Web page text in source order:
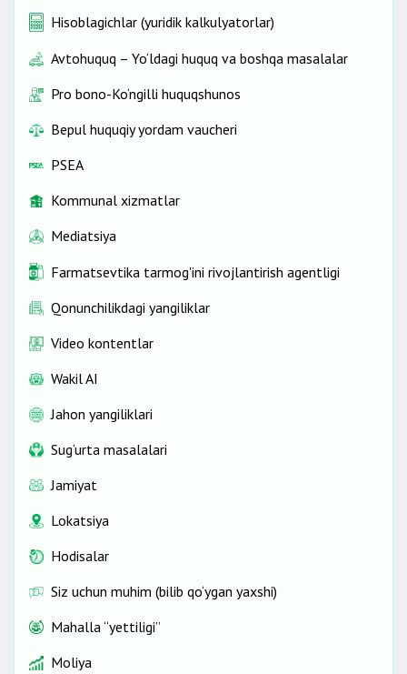
Hisoblagichlar (yuridik kalkulyatorlar)
Avtohuquq – Yo‘ldagi huquq va boshqa masalalar
Pro bono-Ko‘ngilli huquqshunos
Bepul huquqiy yordam vaucheri
PSEA
Kommunal xizmatlar
Mediatsiya
Farmatsevtika tarmog'ini rivojlantirish agentligi
Qonunchilikdagi yangiliklar
Video kontentlar
Wakil AI
Jahon yangiliklari
Sug‘urta masalalari
Jamiyat
Lokatsiya
Hodisalar
Siz uchun muhim (bilib qo‘ygan yaxshi)
Mahalla “yettiligi”
Moliya